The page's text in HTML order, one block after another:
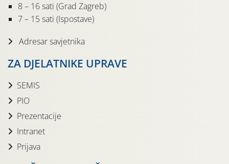
8 – 16 sati (Grad Zagreb)
7 – 15 sati (Ispostave)
Adresar savjetnika
ZA DJELATNIKE UPRAVE
SEMIS
PIO
Prezentacije
Intranet
Prijava